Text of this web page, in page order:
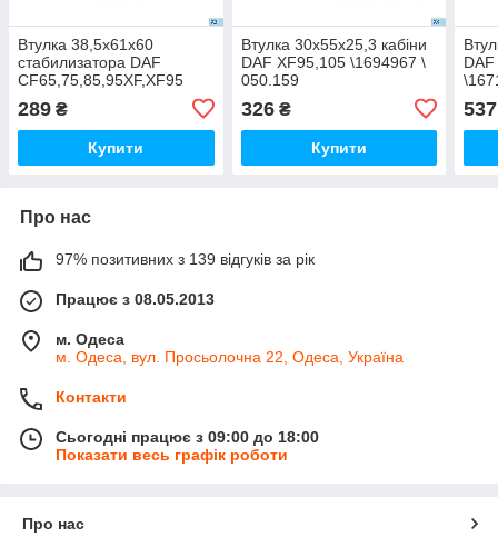
Втулка 38,5x61x60
стабилизатора DAF
CF65,75,85,95XF,XF95
289 ₴
Купити
Втулка 30x55x25,3 кабіни
DAF XF95,105 \1694967 \
050.159
326₴
Купити
537
Про нас
97% позитивних з 139 відгуків за рік
Працює з 08.05.2013
м. Одеса
м. Одеса, вул. Просьолочна 22, Одеса, Україна
Контакти
Сьогодні працює з 09:00 до 18:00
Показати весь графік роботи
Про нас